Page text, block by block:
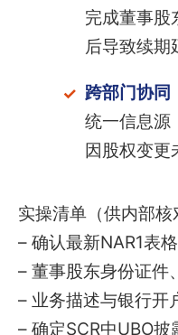
完成董事股
后导致续期
跨部门协同
统一信息
因股权变更
实操清单（供内部核
– 确认最新NAR1表
– 董事股东身份证件
– 业务描述与银行开
– 确定SCR中UBO